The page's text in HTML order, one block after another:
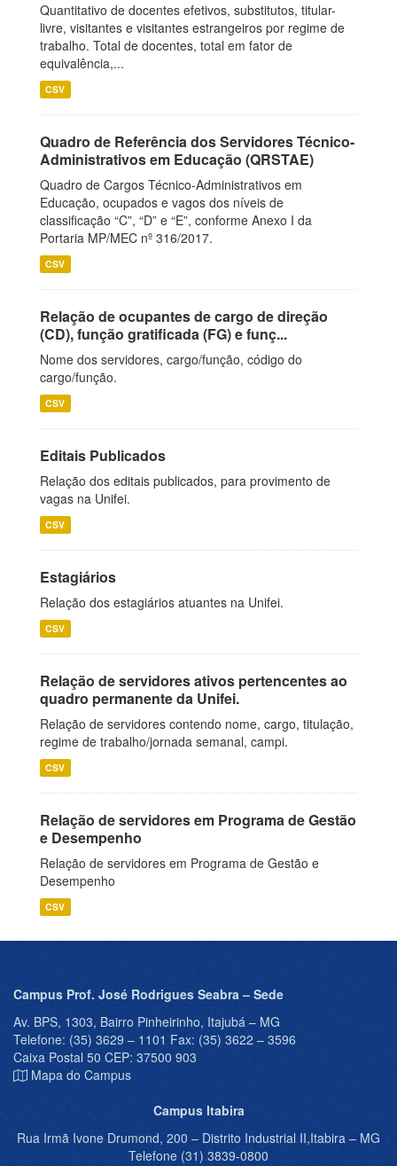
Quantitativo de docentes efetivos, substitutos, titular-
livre, visitantes e visitantes estrangeiros por regime de
trabalho. Total de docentes, total em fator de
equivalência,...
CSV
Quadro de Referência dos Servidores Técnico-
Administrativos em Educação (QRSTAE)
Quadro de Cargos Técnico-Administrativos em
Educação, ocupados e vagos dos níveis de
classificação “C”, “D” e “E”, conforme Anexo I da
Portaria MP/MEC nº 316/2017.
CSV
Relação de ocupantes de cargo de direção
(CD), função gratificada (FG) e funç...
Nome dos servidores, cargo/função, código do
cargo/função.
CSV
Editais Publicados
Relação dos editais publicados, para provimento de
vagas na Unifei.
CSV
Estagiários
Relação dos estagiários atuantes na Unifei.
CSV
Relação de servidores ativos pertencentes ao
quadro permanente da Unifei.
Relação de servidores contendo nome, cargo, titulação,
regime de trabalho/jornada semanal, campi.
CSV
Relação de servidores em Programa de Gestão
e Desempenho
Relação de servidores em Programa de Gestão e
Desempenho
CSV
Campus Prof. José Rodrigues Seabra – Sede
Av. BPS, 1303, Bairro Pinheirinho, Itajubá – MG
Telefone: (35) 3629 – 1101 Fax: (35) 3622 – 3596
Caixa Postal 50 CEP: 37500 903
Mapa do Campus
Campus Itabira
Rua Irmã Ivone Drumond, 200 – Distrito Industrial II,Itabira – MG
Telefone (31) 3839-0800